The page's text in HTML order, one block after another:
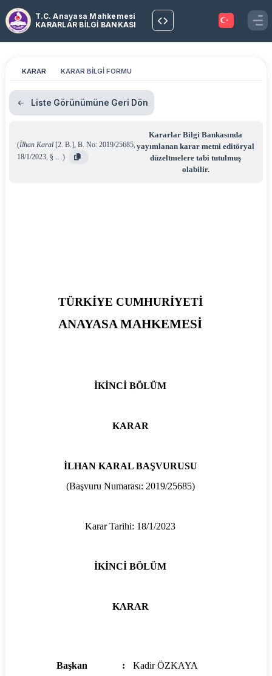
T.C. Anayasa Mahkemesi
KARARLAR BİLGİ BANKASI
KARAR KARAR BİLGİ FORMU
Liste Görünümüne Geri Dön
(İlhan Karal [2. B.], B. No: 2019/25685,
18/1/2023, § …)
Kararlar Bilgi Bankasında
yayımlanan karar metni editöryal
düzeltmelere tabi tutulmuş
olabilir.